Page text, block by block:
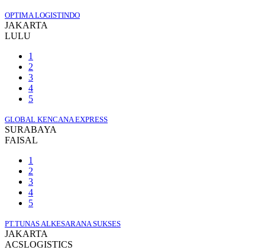
OPTIMA LOGISTINDO
JAKARTA
LULU
1
2
3
4
5
GLOBAL KENCANA EXPRESS
SURABAYA
FAISAL
1
2
3
4
5
PT.TUNAS ALKESARANA SUKSES
JAKARTA
ACSLOGISTICS